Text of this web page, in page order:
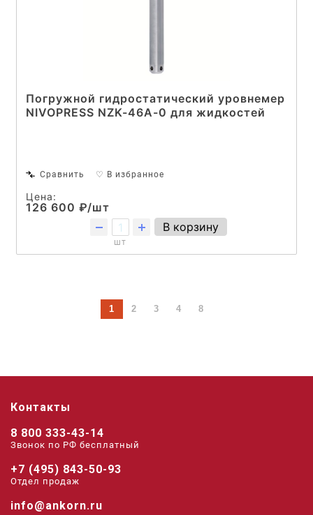
Погружной гидростатический уровнемер
NIVOPRESS NZK-46A-0 для жидкостей
Сравнить ♡ В избранное
Цена:
126 600 ₽/шт
шт
В корзину
1 2 3 4 8
Контакты
8 800 333-43-14
Звонок по РФ беcплатный
+7 (495) 843-50-93
Отдел продаж
info@ankorn.ru